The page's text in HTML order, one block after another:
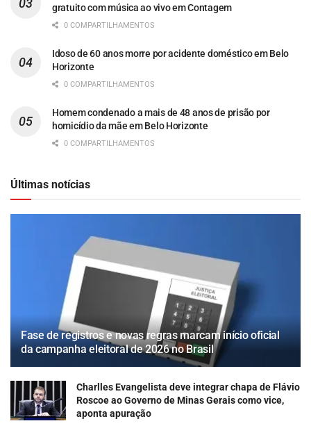
gratuito com música ao vivo em Contagem
0 COMPARTILHAMENTOS
Idoso de 60 anos morre por acidente doméstico em Belo
Horizonte
0 COMPARTILHAMENTOS
Homem condenado a mais de 48 anos de prisão por
homicídio da mãe em Belo Horizonte
0 COMPARTILHAMENTOS
Últimas notícias
Fase de registros e novas regras marcam início oficial
da campanha eleitoral de 2026 no Brasil
Charlles Evangelista deve integrar chapa de Flávio
Roscoe ao Governo de Minas Gerais como vice,
aponta apuração